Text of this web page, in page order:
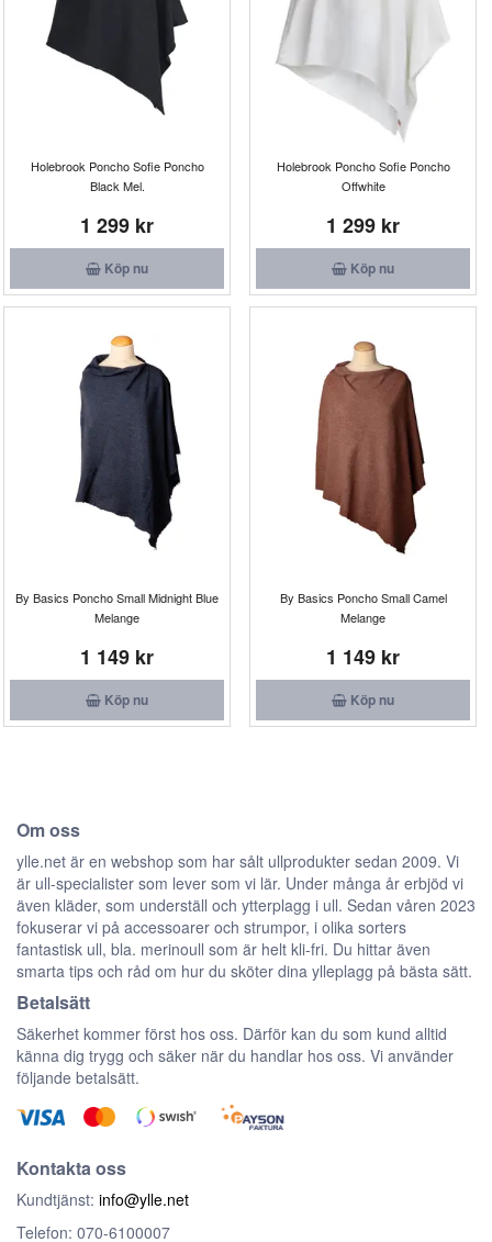
Holebrook Poncho Sofie Poncho
Black Mel.
1 299 kr
Köp nu
Holebrook Poncho Sofie Poncho
Offwhite
1 299 kr
Köp nu
By Basics Poncho Small Midnight Blue
Melange
1 149 kr
Köp nu
By Basics Poncho Small Camel
Melange
1 149 kr
Köp nu
Om oss
ylle.net är en webshop som har sålt ullprodukter sedan 2009. Vi
är ull-specialister som lever som vi lär. Under många år erbjöd vi
även kläder, som underställ och ytterplagg i ull. Sedan våren 2023
fokuserar vi på accessoarer och strumpor, i olika sorters
fantastisk ull, bla. merinoull som är helt kli-fri. Du hittar även
smarta tips och råd om hur du sköter dina ylleplagg på bästa sätt.
Betalsätt
Säkerhet kommer först hos oss. Därför kan du som kund alltid
känna dig trygg och säker när du handlar hos oss. Vi använder
följande betalsätt.
Kontakta oss
Kundtjänst: info@ylle.net
Telefon: 070-6100007